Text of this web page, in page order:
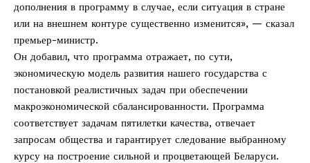
дополнения в программу в случае, если ситуация в стране
или на внешнем контуре существенно изменится», — сказал
премьер-министр.
Он добавил, что программа отражает, по сути,
экономическую модель развития нашего государства с
постановкой реалистичных задач при обеспечении
макроэкономической сбалансированности. Программа
соответствует задачам пятилетки качества, отвечает
запросам общества и гарантирует следование выбранному
курсу на построение сильной и процветающей Беларуси.